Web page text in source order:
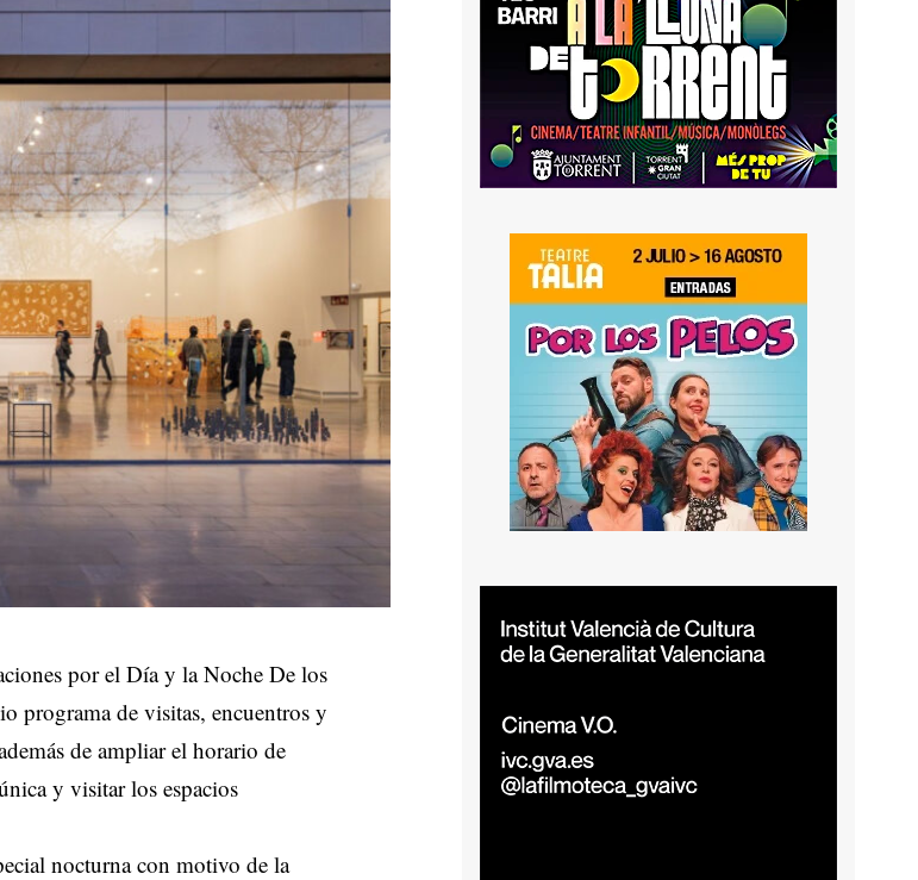
por el Día y la Noche De los
programa de visitas, encuentros y
de ampliar el horario de
y visitar los espacios
nocturna con motivo de la